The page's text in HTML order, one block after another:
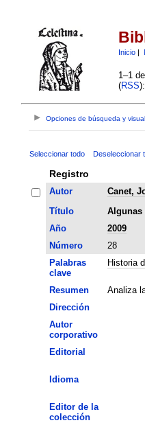
Inicio|
1–1
(RSS):
Opciones de búsqueda y
Seleccionar todo Deseleccionar
Registro
Autor
Canet,
Título
Algunas
Año
2009
Número
28
Palabras
clave
Historia
Resumen
Analiza
Dirección
Autor
corporativo
Editorial
Idioma
Editor de la
colección